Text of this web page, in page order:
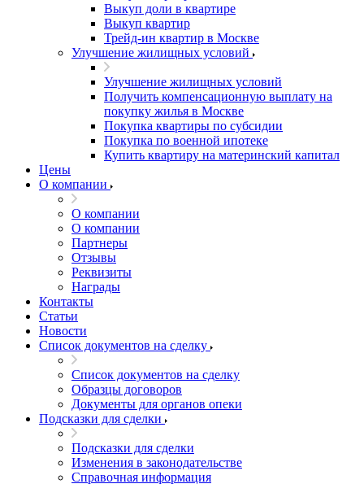
Выкуп доли в квартире
Выкуп квартир
Трейд-ин квартир в Москве
Улучшение жилищных условий
Улучшение жилищных условий
Получить компенсационную выплату на
покупку жилья в Москве
Покупка квартиры по субсидии
Покупка по военной ипотеке
Купить квартиру на материнский капитал
Цены
О компании
О компании
О компании
Партнеры
Отзывы
Реквизиты
Награды
Контакты
Статьи
Новости
Список документов на сделку
Список документов на сделку
Образцы договоров
Документы для органов опеки
Подсказки для сделки
Подсказки для сделки
Изменения в законодательстве
Справочная информация